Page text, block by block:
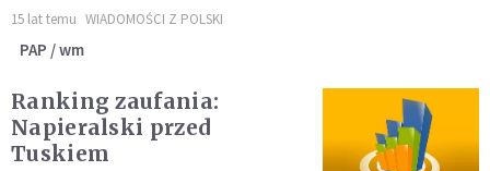
15 lat temu WIADOMOŚCI Z POLSKI
PAP / wm
Ranking zaufania:
Napieralski przed
Tuskiem